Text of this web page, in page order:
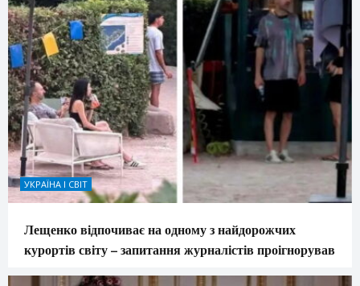
УКРАЇНА І СВІТ
Лещенко відпочиває на одному з найдорожчих
курортів світу – запитання журналістів проігнорував